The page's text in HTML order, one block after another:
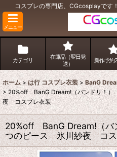
コスプレの専門店、CGcosplayです
メニュー
カテゴリ
在庫品（翌日発
送）
新作予約
ホーム > は行 コスプレ衣装 > BanG
> 20%off BanG Dream!（バンドリ！
夜 コスプレ衣装
20%off BanG Dream!（
つのピース 氷川紗夜 コス